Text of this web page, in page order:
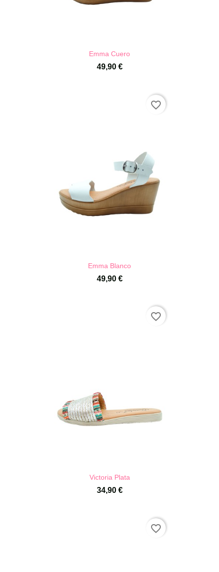
Emma Cuero
49,90 €
Emma Blanco
49,90 €
favorite_border
Victoria Plata
34,90 €
favorite_border
favorite_border